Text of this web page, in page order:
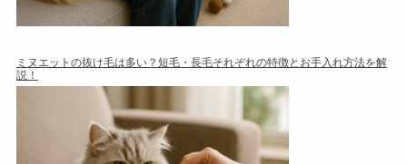
ミヌエットの抜け毛は多い？短毛・長毛それぞれの特徴とお手入れ方法を解
説！